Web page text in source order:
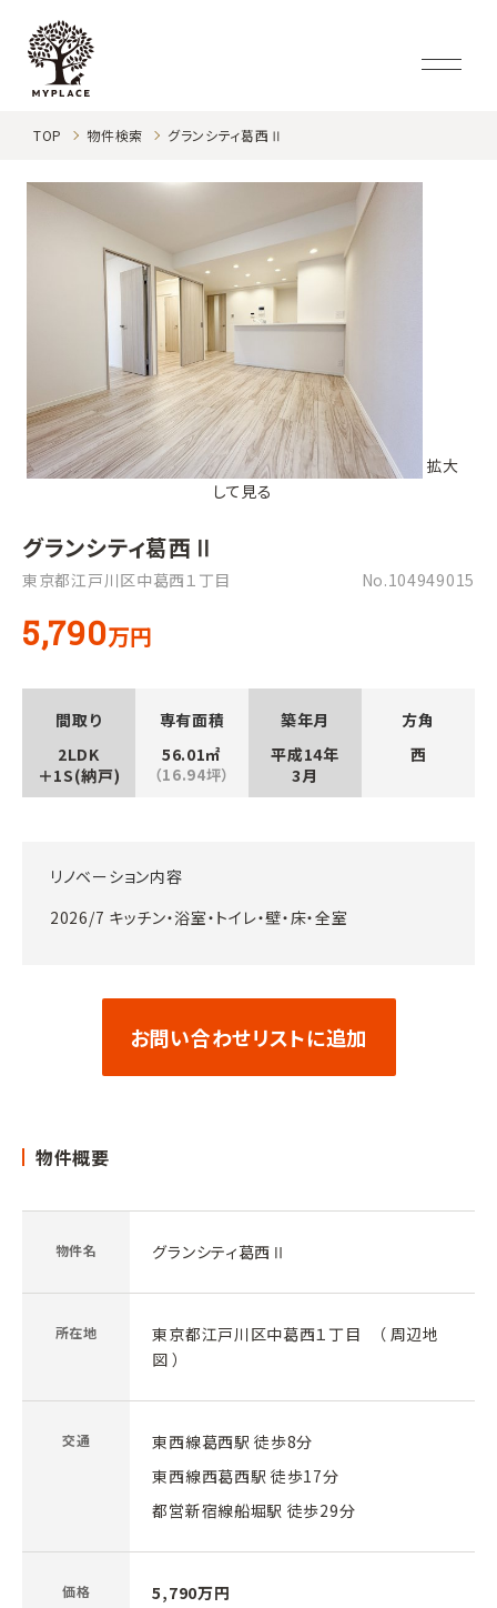
TOP 物件検索 グランシティ葛西Ⅱ
拡大
して見る
グランシティ葛西Ⅱ
東京都江戸川区中葛西１丁目 No.104949015
5,790万円
間取り
2LDK
＋1S(納戸)
専有面積
56.01㎡
（16.94坪）
築年月
平成14年
3月
方角
西
リノベーション内容
2026/7 キッチン・浴室・トイレ・壁・床・全室
お問い合わせリストに追加
物件概要
物件名 グランシティ葛西Ⅱ
所在地 東京都江戸川区中葛西１丁目 （ 周辺地
図 ）
交通
東西線葛西駅 徒歩8分
東西線西葛西駅 徒歩17分
都営新宿線船堀駅 徒歩29分
価格 5,790万円